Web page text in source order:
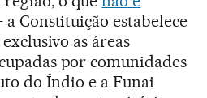
a Constituição estabelece
as áreas
por comunidades
do Índio e a Funai